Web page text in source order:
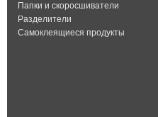
Папки и скоросшиватели
Разделители
Самоклеящиеся продукты